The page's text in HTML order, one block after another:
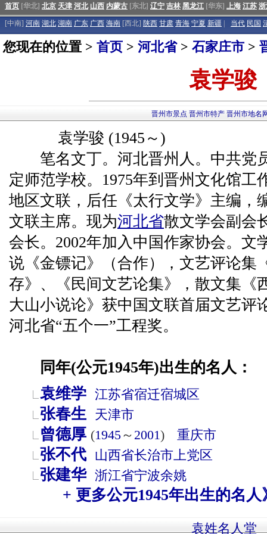
首页 [华北] 北京 天津 河北 山西 内蒙古 [东北] 辽宁 吉林 黑龙江 [华东] 上海 江苏
[中南] 河南 湖北 湖南 广东 广西 海南 [西北] 陕西 甘肃 青海 宁夏 新疆 当代 民国
您现在的位置 > 首页 > 河北省> 石家庄市 >
袁学骏
晋州市景点 晋州市特产 晋州市地名
袁学骏 (1945～)
笔名文丁。河北晋州人。中共党
定师范学校。1975年到晋州文化馆工
地区文联，后任《太行文学》主编，
文联主席。现为河北省散文学会副会
会长。2002年加入中国作家协会。文
说《金镖记》（合作），文艺评论集
存》、《民间文艺论集》，散文集《
大山小说论》获中国文联首届文艺评
河北省“五个一”工程奖。
同年(公元1945年)出生的名人：
袁维学 江苏省宿迁宿城区
张春生 天津市
曾德厚 (1945～ 2001) 重庆市
张不代 山西省长治市上党区
张建华 浙江省宁波余姚
+ 更多公元1945年出生的名人
袁姓名人堂